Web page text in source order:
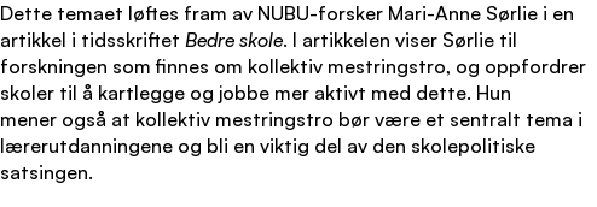
Dette temaet løftes fram av NUBU-forsker Mari-Anne Sørlie i en
artikkel i tidsskriftet Bedre skole. I artikkelen viser Sørlie til
forskningen som finnes om kollektiv mestringstro, og oppfordrer
skoler til å kartlegge og jobbe mer aktivt med dette. Hun
mener også at kollektiv mestringstro bør være et sentralt tema i
lærerutdanningene og bli en viktig del av den skolepolitiske
satsingen.